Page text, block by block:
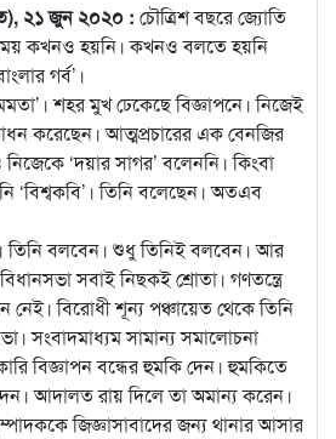
২১ জুন ২০২০ : চৌত্রিশ বছরে জ্যোতি
সময় কখনও হয়নি। কখনও বলতে হয়নি
গর্ব’।
শহর মুখ ঢেকেছে বিজ্ঞাপনে। নিজেই
করেছেন। আত্মপ্রচারের এক বেনজির
নিজেকে ‘দয়ার সাগর’ বলেননি। কিংবা
‘বিশ্বকবি’। তিনি বলেছেন। অতএব
তিনি বলবেন। শুধু তিনিই বলবেন। আর
সবাই নিছকই শ্রোতা। গণতন্ত্রে
নেই। বিরোধী শূন্য পঞ্চায়েত থেকে তিনি
সংবাদমাধ্যম সামান্য সমালোচনা
বিজ্ঞাপন বন্ধের হুমকি দেন। হুমকিতে
আদালত রায় দিলে তা অমান্য করেন।
জিজ্ঞাসাবাদের জন্য থানার আসার